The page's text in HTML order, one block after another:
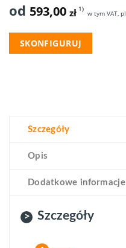
od 593,00 zł 1)
w tym VAT,
SKONFIGURUJ
Szczegóły
Opis
Dodatkowe informacje
Szczegóły